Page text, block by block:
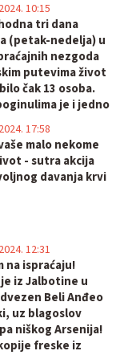
tri dana
(petak-nedelja) u
nezgoda
putevima život
čak 13 osoba.
je i jedno
10:15
malo nekome
- sutra akcija
davanja krvi
17:58
na ispraćaju!
iz Jalbotine u
Beli Anđeo
uz blagoslov
niškog Arsenija!
freske iz
12:31